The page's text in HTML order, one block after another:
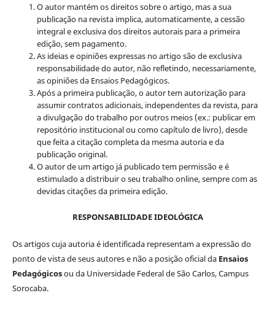
O autor mantém os direitos sobre o artigo, mas a sua
publicação na revista implica, automaticamente, a cessão
integral e exclusiva dos direitos autorais para a primeira
edição, sem pagamento.
As ideias e opiniões expressas no artigo são de exclusiva
responsabilidade do autor, não refletindo, necessariamente,
as opiniões da Ensaios Pedagógicos.
Após a primeira publicação, o autor tem autorização para
assumir contratos adicionais, independentes da revista, para
a divulgação do trabalho por outros meios (ex.: publicar em
repositório institucional ou como capítulo de livro), desde
que feita a citação completa da mesma autoria e da
publicação original.
O autor de um artigo já publicado tem permissão e é
estimulado a distribuir o seu trabalho online, sempre com as
devidas citações da primeira edição.
RESPONSABILIDADE IDEOLÓGICA
Os artigos cuja autoria é identificada representam a expressão do
ponto de vista de seus autores e não a posição oficial da Ensaios
Pedagógicosou da Universidade Federal de São Carlos, Campus
Sorocaba.